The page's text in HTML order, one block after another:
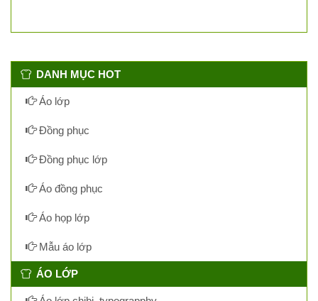
DANH MỤC HOT
Áo lớp
Đồng phục
Đồng phục lớp
Áo đồng phục
Áo họp lớp
Mẫu áo lớp
ÁO LỚP